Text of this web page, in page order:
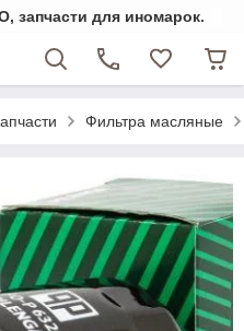
запчасти для иномарок.
Фильтра масляные